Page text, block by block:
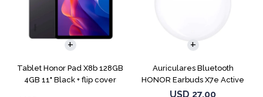
Tablet Honor Pad X8b 128GB
4GB 11" Black + flip cover
Auriculares Bluetooth
HONOR Earbuds X7e Active
TWS White
USD 27,00